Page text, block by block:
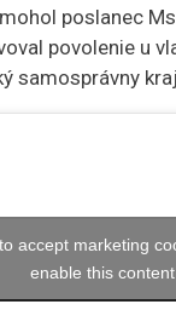
poslanec
povolenie u
samosprávny
accept marketing
enable this content